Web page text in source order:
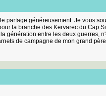
partage généreusement. Je vous
la branche des Kervarec du Cap
génération entre les deux guerres,
de campagne de mon grand